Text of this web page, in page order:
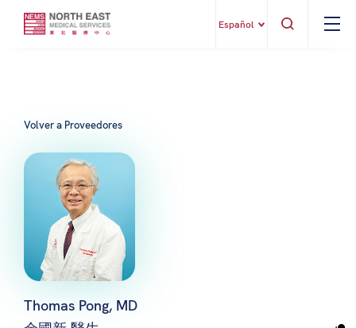
Español
Volver a Proveedores
Thomas Pong, MD